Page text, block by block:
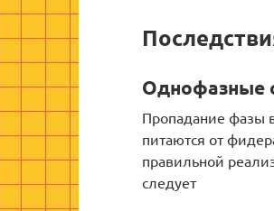
Однофазные
Пропадание фазы
питаются от
правильной
следует